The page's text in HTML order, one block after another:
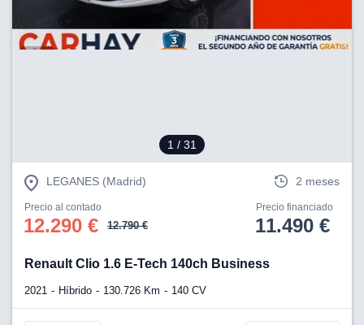
1 / 31
LEGANES (Madrid) 2 meses
Precio al contado
12.290 € 12.790 €
Precio financiado
11.490 €
Renault Clio 1.6 E-Tech 140ch Business
2021 Híbrido 130.726 Km 140 CV